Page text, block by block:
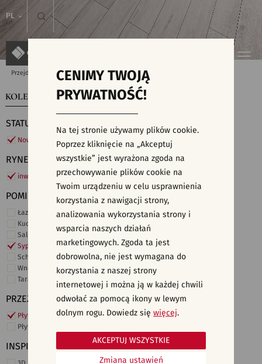
PL
Przejdź do strony głównej Kolekcje
KOLEKCJE WYSZUKIWARKA PŁYTEK
STATUS
Nowości
RYNEK
inwestycje
POMIESZCZENIE
Łazienka
Kuchnia
Salon i hol
Sypialnia
Schody
Wnętrza komercyjne
Taras i ogród
PRZEZNACZENIE
Płytki ścienne
Płytki podłogowe
INSPIRACJE
CENIMY TWOJĄ
PRYWATNOŚĆ!
Na tej stronie używamy plików cookie.
Poprzez kliknięcie na „Akceptuj
wszystkie” jest wyrażona zgoda na
przechowywanie plików cookie na
Twoim urządzeniu w celu usprawnienia
korzystania z nawigacji strony,
analizowania wykorzystania strony i
wsparcia naszych działań
marketingowych. Zgoda ta jest
dobrowolna, nie jest wymagana do
korzystania z naszej strony
internetowej i można ją w każdej chwili
odwołać za pomocą ikony w lewym
dolnym rogu. Dowiedz się więcej.
Zmiana ustawień
AKCEPTUJ WSZYSTKIE